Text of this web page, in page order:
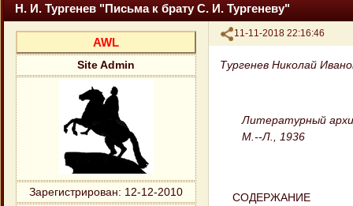
Н. И. Тургенев "Письма к брату С. И. Тургеневу"
Поделиться
11-11-2018 22:16:46
AWL
Site Admin
Зарегистрирован: 12-12-2010
Тургенев Николай
Литературный
М.--Л., 1936
СОДЕРЖАНИЕ